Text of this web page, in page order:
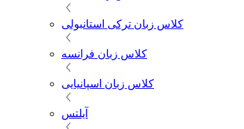
کلاس زبان ترکی استانبولی
کلاس زبان فرانسه
کلاس زبان اسپانیایی
آیلتس